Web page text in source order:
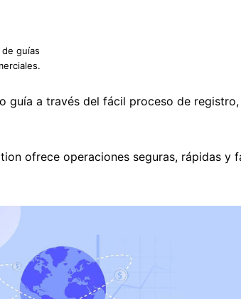
guías
guía a través del fácil proceso de
ofrece operaciones seguras, rápidas y